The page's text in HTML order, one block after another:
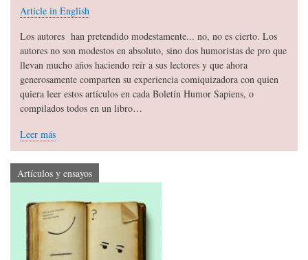
Article in English
Los autores han pretendido modestamente... no, no es cierto. Los
autores no son modestos en absoluto, sino dos humoristas de pro que
llevan mucho años haciendo reír a sus lectores y que ahora
generosamente comparten su experiencia comiquizadora con quien
quiera leer estos artículos en cada Boletín Humor Sapiens, o
compilados todos en un libro…
Leer más
Artículos y ensayos